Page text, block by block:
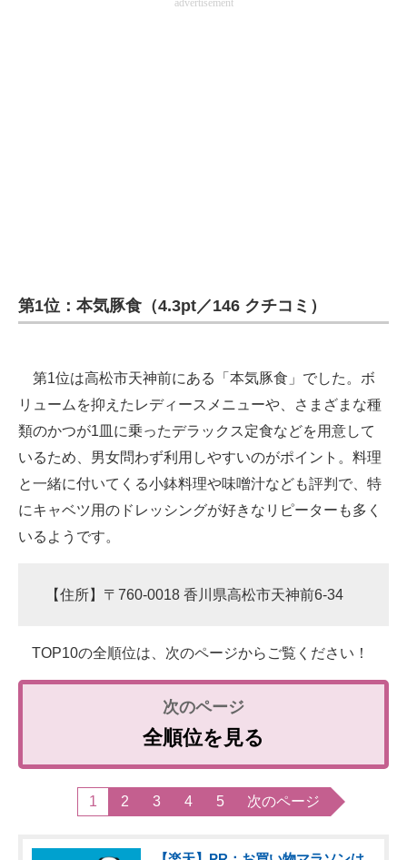
advertisement
第1位：本気豚食（4.3pt／146 クチコミ）
第1位は高松市天神前にある「本気豚食」でした。ボ
リュームを抑えたレディースメニューや、さまざまな種
類のかつが1皿に乗ったデラックス定食などを用意して
いるため、男女問わず利用しやすいのがポイント。料理
と一緒に付いてくる小鉢料理や味噌汁なども評判で、特
にキャベツ用のドレッシングが好きなリピーターも多く
いるようです。
【住所】〒760-0018 香川県高松市天神前6-34
TOP10の全順位は、次のページからご覧ください！
全順位を見る
1 2 3 4 5 次のページ